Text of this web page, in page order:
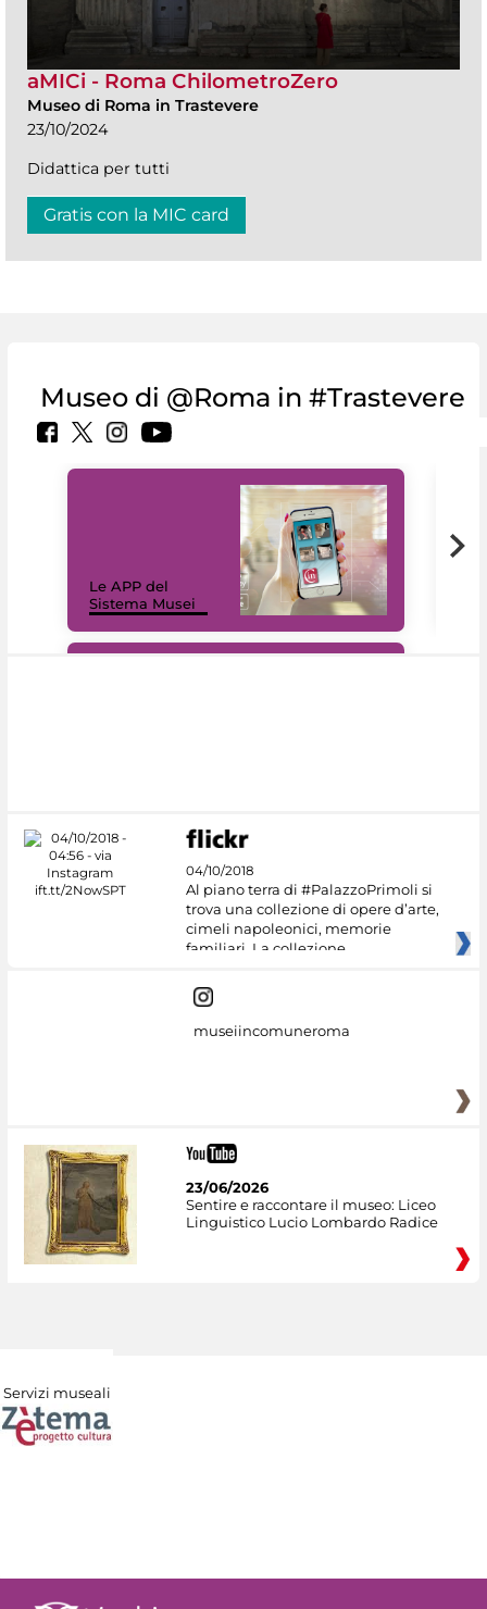
aMICi - Roma ChilometroZero
Museo di Roma in Trastevere
23/10/2024
Didattica per tutti
Gratis con la MIC card
Museo di @Roma in #Trastevere
Le APP del
Sistema Musei
04/10/2018
Al piano terra di #PalazzoPrimoli si
trova una collezione di opere d’arte,
cimeli napoleonici, memorie
familiari. La collezione
museiincomuneroma
23/06/2026
Sentire e raccontare il museo: Liceo
Linguistico Lucio Lombardo Radice
Servizi museali